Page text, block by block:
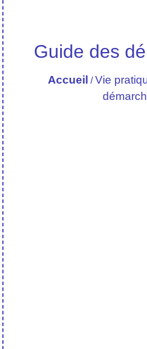
Guide des
Accueil /Vie